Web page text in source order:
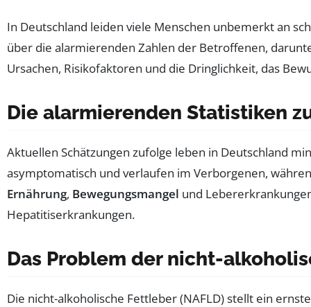
In Deutschland leiden viele Menschen unbemerkt an
über die alarmierenden Zahlen der Betroffenen,
Ursachen, Risikofaktoren und die Dringlichkeit, das
Die alarmierenden Statistiken
Aktuellen Schätzungen zufolge leben in Deutschland
asymptomatisch und verlaufen im Verborgenen,
Ernährung, Bewegungsmangel und
Hepatitiserkrankungen.
Das Problem der nicht-
Die nicht-alkoholische Fettleber (NAFLD) stellt ein